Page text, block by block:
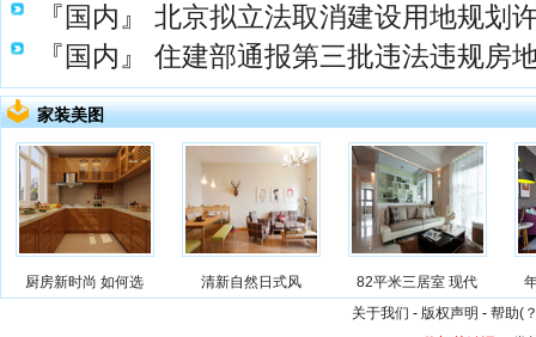
『国内』
北京拟立法取消建设用地规划
『国内』
住建部通报第三批违法违规房
家装美图
厨房新时尚 如何选 清新自然日式风 82平米三居室 现代
关于我们 - 版权声明 - 帮助(